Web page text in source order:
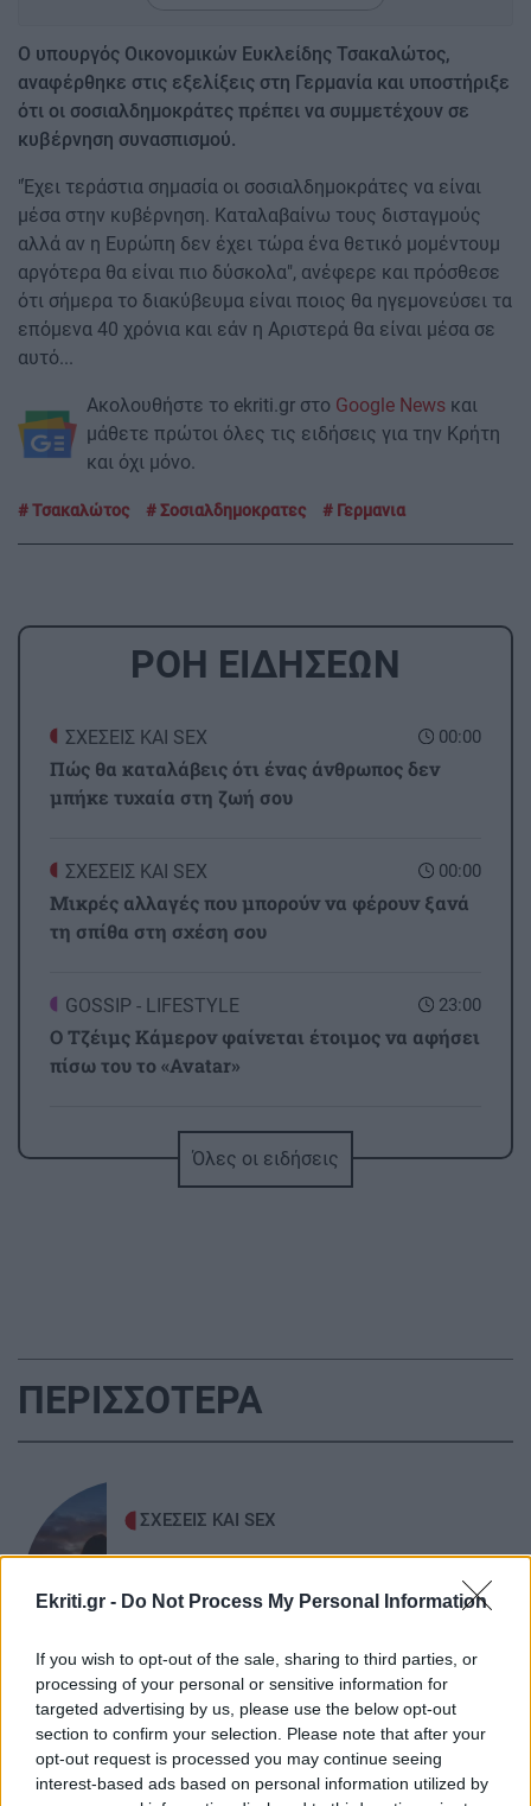
Ekriti.gr - Do Not Process My Personal Information
If you wish to opt-out of the sale, sharing to third parties, or
processing of your personal or sensitive information for
targeted advertising by us, please use the below opt-out
section to confirm your selection. Please note that after your
opt-out request is processed you may continue seeing
interest-based ads based on personal information utilized by
Ο υπουργός Οικονομικών Ευκλείδης Τσακαλώτος,
αναφέρθηκε στις εξελίξεις στη Γερμανία και υποστήριξε
ότι οι σοσιαλδημοκράτες πρέπει να συμμετέχουν σε
κυβέρνηση συνασπισμού.
"Έχει τεράστια σημασία οι σοσιαλδημοκράτες να είναι
μέσα στην κυβέρνηση. Καταλαβαίνω τους δισταγμούς
αλλά αν η Ευρώπη δεν έχει τώρα ένα θετικό μομέντουμ
αργότερα θα είναι πιο δύσκολα", ανέφερε και πρόσθεσε
ότι σήμερα το διακύβευμα είναι ποιος θα ηγεμονεύσει τα
επόμενα 40 χρόνια και εάν η Αριστερά θα είναι μέσα σε
αυτό...
Ακολουθήστε το ekriti.gr στο Google News και
μάθετε πρώτοι όλες τις ειδήσεις για την Κρήτη
και όχι μόνο.
Τσακαλώτος Σοσιαλδημοκρατες Γερμανια
ΡΟΗ ΕΙΔΗΣΕΩΝ
00:00
ΣΧΕΣΕΙΣ ΚΑΙ SEX
Πώς θα καταλάβεις ότι ένας άνθρωπος δεν
μπήκε τυχαία στη ζωή σου
00:00
ΣΧΕΣΕΙΣ ΚΑΙ SEX
Μικρές αλλαγές που μπορούν να φέρουν ξανά
τη σπίθα στη σχέση σου
23:00
GOSSIP - LIFESTYLE
Ο Τζέιμς Κάμερον φαίνεται έτοιμος να αφήσει
πίσω του το «Avatar»
Έφτιαξε ηλιακό γιοτ με $20.000 και διένυσε
ΚΟΣΜΟΣ
Εξαρθρώθηκε τεράστιο δίκτυο διακίνησης
Πάνω από 24 εκατ. ευρώ κέρδη
Αυτά τα φρούτα επιλέγουν 4 ενδοκρινολόγοι
21:42
ΥΓΕΙΑ
Πλύσιμο των ποδιών με αλάτι και ελαιόλαδο:
Γιατί ειδικοί το συνιστούν και σε τι χρησιμεύει
Όλες οι ειδήσεις
ΠΕΡΙΣΣΟΤΕΡΑ
ΣΧΕΣΕΙΣ ΚΑΙ SEX
άνθρωπος δεν μπήκε τυχαία στη ζωή
σου
ΣΧΕΣΕΙΣ ΚΑΙ SEX